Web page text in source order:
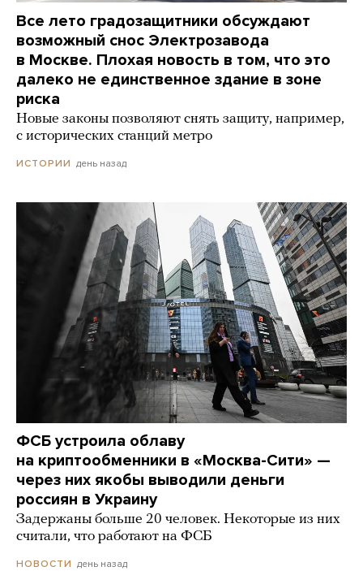
Все лето градозащитники обсуждают
возможный снос Электрозавода
в Москве. Плохая новость в том, что это
далеко не единственное здание в зоне
риска
Новые законы позволяют снять защиту, например,
с исторических станций метро
ИСТОРИИ день назад
ФСБ устроила облаву
на криптообменники в «Москва-Сити» —
через них якобы выводили деньги
россиян в Украину
Задержаны больше 20 человек. Некоторые из них
считали, что работают на ФСБ
НОВОСТИ день назад